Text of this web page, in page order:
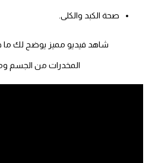
صحة الكبد والكلى.
شاهد فيديو مميز يوضح لك
المخدرات من الجسم